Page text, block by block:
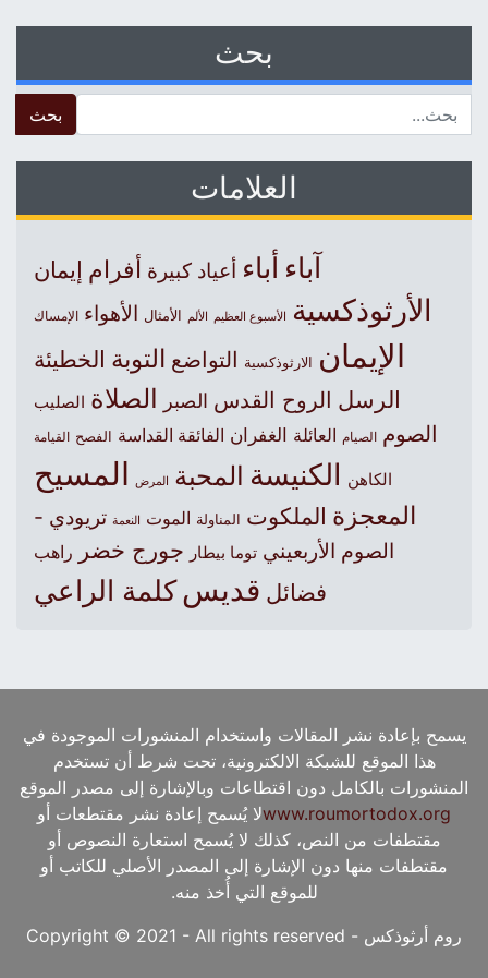
بحث
العلامات
آباءأباء أعياد كبيرة أفرام إيمان
الأرثوذكسية الأسبوع العظيم الألم الأمثال الأهواء الإمساك
الإيمان الارثوذكسية التواضع التوبة الخطيئة
الرسل الروح القدس الصبر الصلاة الصليب
الصوم الصيام العائلة الغفران الفائقة القداسة الفصح القيامة
الكاهن الكنيسةالمحبة المرض المسيح
المعجزة الملكوت المناولة الموت النعمة تريودي -
الصوم الأربعيني توما بيطار جورج خضر راهب
فضائل قديس كلمة الراعي
يسمح بإعادة نشر المقالات واستخدام المنشورات الموجودة في
هذا الموقع للشبكة الالكترونية، تحت شرط أن تستخدم
المنشورات بالكامل دون اقتطاعات وبالإشارة إلى مصدر الموقع
www.roumortodox.orgلا يُسمح إعادة نشر مقتطعات أو
مقتطفات من النص، كذلك لا يُسمح استعارة النصوص أو
مقتطفات منها دون الإشارة إلى المصدر الأصلي للكاتب أو
للموقع التي أُخذ منه.
روم أرثوذكس - Copyright © 2021 - All rights reserved